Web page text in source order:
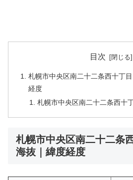
目次
札幌市中央区南二十二条西十丁
経度
札幌市中央区南二十二条西十
札幌市中央区南二十二条
海抜｜緯度経度